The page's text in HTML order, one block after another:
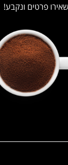
פרטים ונקבע!